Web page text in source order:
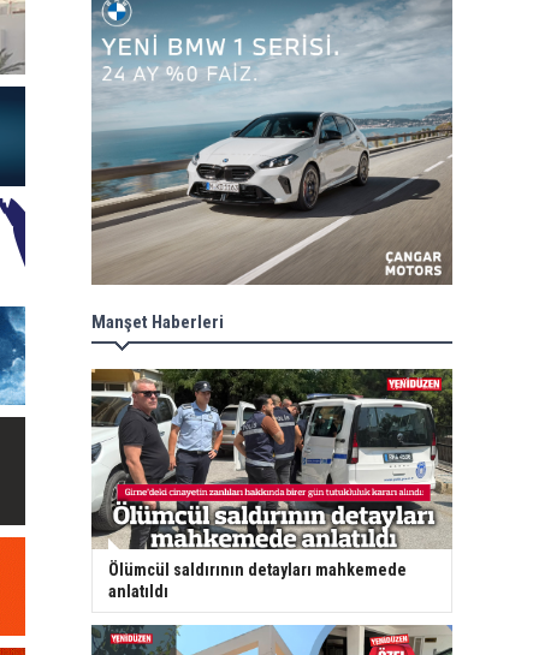
Manşet Haberleri
Ölümcül saldırının detayları mahkemede
anlatıldı